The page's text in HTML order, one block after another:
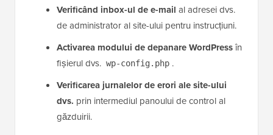
Verificând inbox-ul de e-mail al adresei dvs.
de administrator al site-ului pentru instrucțiuni.
Activarea modului de depanare WordPressîn
fișierul dvs. wp-config.php .
Verificarea jurnalelor de erori ale site-ului
dvs. prin intermediul panoului de control al
găzduirii.